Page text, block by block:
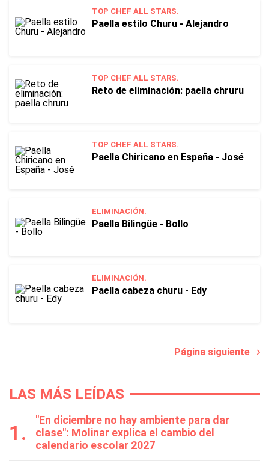
TOP CHEF ALL STARS.
Paella estilo Churu - Alejandro
TOP CHEF ALL STARS.
Reto de eliminación: paella chruru
TOP CHEF ALL STARS.
Paella Chiricano en España - José
ELIMINACIÓN.
Paella Bilingüe - Bollo
ELIMINACIÓN.
Paella cabeza churu - Edy
Página siguiente
LAS MÁS LEÍDAS
"En diciembre no hay ambiente para dar
clase": Molinar explica el cambio del
calendario escolar 2027